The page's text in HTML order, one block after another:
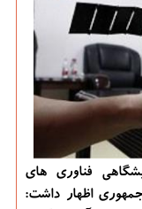
فناوری های
اظهار داشت: